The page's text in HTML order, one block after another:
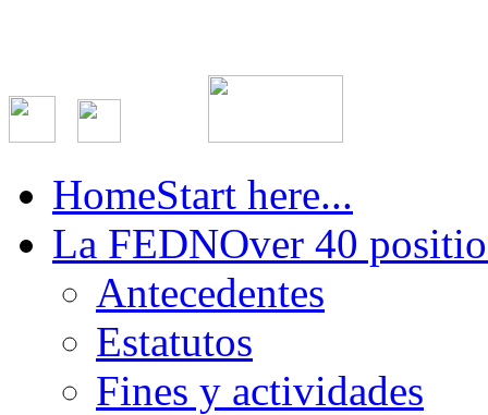
HomeStart here...
La FEDNOver 40
Antecedentes
Estatutos
Fines y actividades